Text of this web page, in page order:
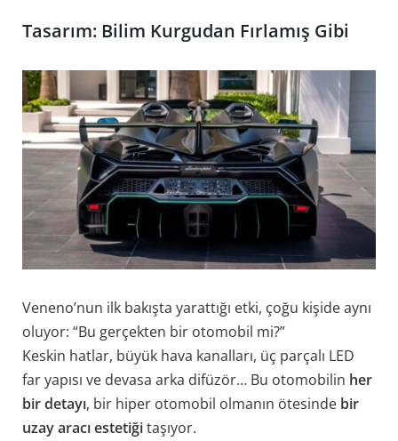
Tasarım: Bilim Kurgudan Fırlamış Gibi
Veneno’nun ilk bakışta yarattığı etki, çoğu kişide aynı
oluyor: “Bu gerçekten bir otomobil mi?”
Keskin hatlar, büyük hava kanalları, üç parçalı LED
far yapısı ve devasa arka difüzör… Bu otomobilin her
bir detayı, bir hiper otomobil olmanın ötesinde bir
uzay aracı estetiğitaşıyor.